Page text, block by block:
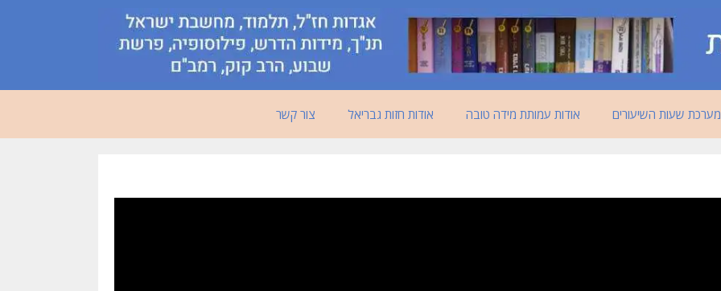
מערכת שעות השיעורים אודות עמותת מידה טובה אודות חזות גבריאל צור קשר